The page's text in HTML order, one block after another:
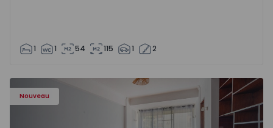
1 1 54 115 1 2
Nouveau
Appartement T5 Lisboa, Olivais - 1575717 - 6